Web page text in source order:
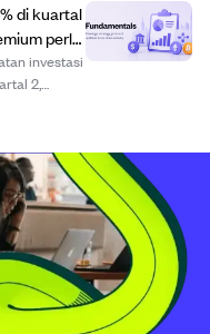
di kuartal
perlu
investasi
2,
portof...